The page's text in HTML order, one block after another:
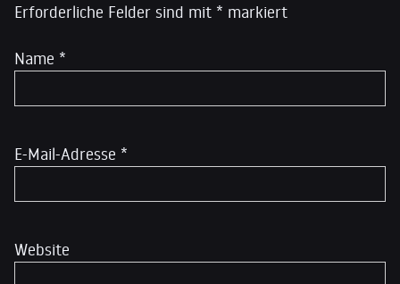
Erforderliche Felder sind mit * markiert
Name *
E-Mail-Adresse *
Website